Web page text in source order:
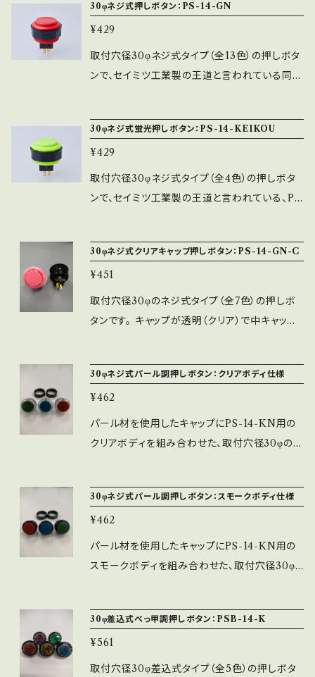
4-KN-15は50％重い押し感になっております。
※キャップと中キャップの間に1㎜程度の厚さの
シールなどを入れることができます。 ※使用ス
イッチ：MM9-4-AU ※ネジ式ですので取付に
イッチ自体の加重が重くなっている訳ではあり
ません。
30φネジ式押しボタン：PS-14-GN
¥429
取付穴径30φネジ式タイプ（全13色）の押しボタ
ンで、セイミツ工業製の王道と言われている同色
付には手間がかかりますが、しっかりと固定する
事ができます。 ※ネジリング（黒）が付属します。
30φネジ式蛍光押しボタン：PS-14-KEIKOU
¥429
取付穴径30φネジ式タイプ（全4色）の押しボタ
ンで、セイミツ工業製の王道と言われている、PS
きます。 ※部品構成につきましてはPS-14-GN
と同じになります。 ※使用スイッチ：MM9-4-A
U ※ネジ式ですので取付には手間がかかります
が、しっかりと固定する事ができます。 ※ネジリ
30φネジ式クリアキャップ押しボタン：PS-14-GN-C
¥451
取付穴径30φのネジ式タイプ（全7色）の押しボ
タンです。 キャップが透明（クリア）で中キャップ
使用スイッチ：MM9-4-AU ※ネジ式ですので
取付には手間がかかりますが、しっかりと固定す
る事ができます。 ※ネジリング（黒）が付属しま
す。
30φネジ式パール調押しボタン：クリアボディ仕様
¥462
パール材を使用したキャップにPS-14-KN用の
クリアボディを組み合わせた、取付穴径30φのネ
ください。 ※押し感は、PS-14-GNに近い感触と
なります。 ※使用スイッチ：MM9-4-AU ※ネジ
式ですので取付に時間がかかりますが、しっかり
と固定することができます。 ※ネジリング（黒）が
30φネジ式パール調押しボタン：スモークボディ仕様
¥462
パール材を使用したキャップにPS-14-KN用の
スモークボディを組み合わせた、取付穴径30φ
了承ください。 ※押し感は、PS-14-GNに近い
感触となります。 ※使用スイッチ：MM9-4-AU
※ネジ式ですので取付に時間がかかりますが、
30φ差込式べっ甲調押しボタン：PSB-14-K
¥561
取付穴径30φ差込式タイプ（全5色）の押しボタ